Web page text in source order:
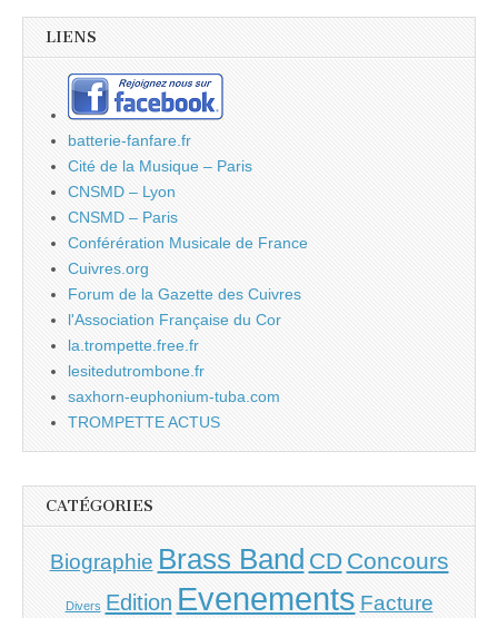
LIENS
batterie-fanfare.fr
Cité de la Musique – Paris
CNSMD – Lyon
CNSMD – Paris
Conférération Musicale de France
Cuivres.org
Forum de la Gazette des Cuivres
l'Association Française du Cor
la.trompette.free.fr
lesitedutrombone.fr
saxhorn-euphonium-tuba.com
TROMPETTE ACTUS
CATÉGORIES
Biographie Brass Band CD Concours
Divers Edition Evenements Facture